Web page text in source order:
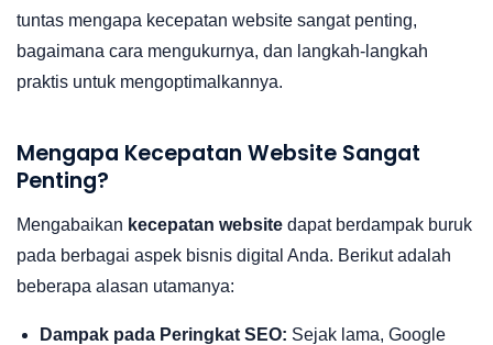
tuntas mengapa kecepatan website sangat penting,
bagaimana cara mengukurnya, dan langkah-langkah
praktis untuk mengoptimalkannya.
Mengapa Kecepatan Website Sangat
Penting?
Mengabaikan kecepatan website dapat berdampak buruk
pada berbagai aspek bisnis digital Anda. Berikut adalah
beberapa alasan utamanya:
Dampak pada Peringkat SEO: Sejak lama, Google